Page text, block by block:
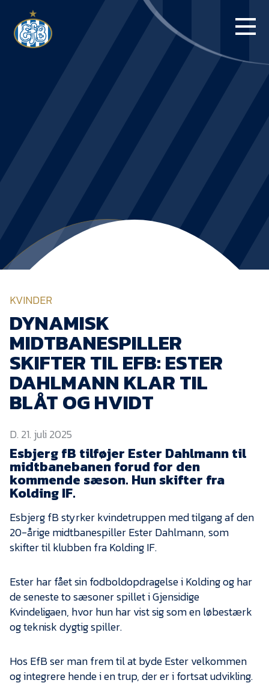
BLUE WATER
NYHEDER
Om Esbjerg fB
EfB Akademi
Sydvestjysk Fodbold
Samarbejde
Blue Water Arena
Aktionærinformation
Kontakt
Job i EfB
Presse
KVINDER
DYNAMISK
MIDTBANESPILLER
SKIFTER TIL EFB: ESTER
DAHLMANN KLAR TIL
BLÅT OG HVIDT
D. 21. juli 2025
Esbjerg fB tilføjer Ester Dahlmann til
midtbanebanen forud for den
kommende sæson. Hun skifter fra
Kolding IF.
Esbjerg fB styrker kvindetruppen med tilgang af den
20-årige midtbanespiller Ester Dahlmann, som
skifter til klubben fra Kolding IF.
Ester har fået sin fodboldopdragelse i Kolding og har
de seneste to sæsoner spillet i Gjensidige
Kvindeligaen, hvor hun har vist sig som en løbestærk
og teknisk dygtig spiller.
Hos EfB ser man frem til at byde Ester velkommen
og integrere hende i en trup, der er i fortsat udvikling.